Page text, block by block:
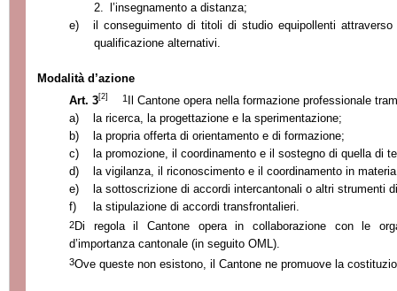
2.
l’insegnamento a distanza;
e)
il conseguimento di titoli di studio equipollenti
qualificazione alternativi.
Modalità d’azione
Art. 3[2] 1 Il Cantone opera nella formazione professionale
a)
la ricerca, la progettazione e la sperimentazione;
b)
la propria offerta di orientamento e di formazione;
c)
la promozione, il coordinamento e il sostegno di quella di
d)
la vigilanza, il riconoscimento e il coordinamento in
e)
la sottoscrizione di accordi intercantonali o altri strumenti
f)
la stipulazione di accordi transfrontalieri.
2Di regola il Cantone opera in collaborazione con le
d’importanza cantonale (in seguito OML).
3Ove queste non esistono, il Cantone ne promuove la